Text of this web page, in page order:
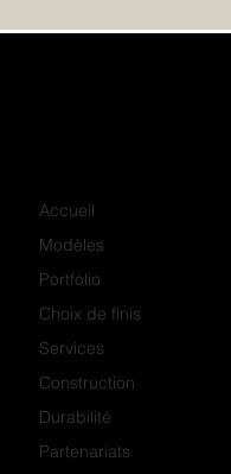
Accueil
Modèles
Portfolio
Choix de finis
Services
Construction
Durabilité
Partenariats